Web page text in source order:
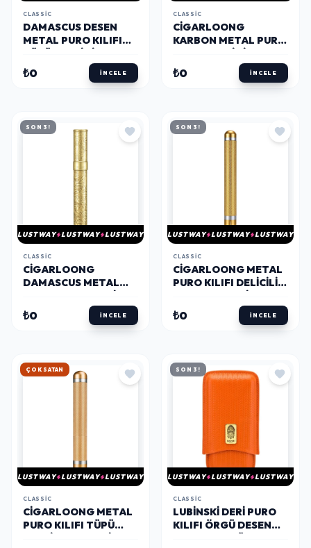
CLASSIC
DAMASCUS DESEN
METAL PURO KILIFI
RING
₺0 İNCELE
CLASSIC
CIGARLOONG
KARBON METAL PURO
RING
₺0 İNCELE
SON 3!
LUSTWAY LUSTWAY LUSTWAY
CLASSIC
CIGARLOONG
DAMASCUS METAL
GOLD 56 RING
₺0 İNCELE
SON 3!
LUSTWAY LUSTWAY LUSTWAY
CLASSIC
CIGARLOONG METAL
PURO KILIFI DELICILI
56 RING
₺0 İNCELE
HIZLI KARGO
LUSTWAY LUSTWAY LUSTWAY
CLASSIC
CIGARLOONG METAL
PURO KILIFI TÜPÜ
SON 3!
LUSTWAY LUSTWAY LUSTWAY
CLASSIC
LUBINSKI DERI PURO
KILIFI ÖRGÜ DESEN